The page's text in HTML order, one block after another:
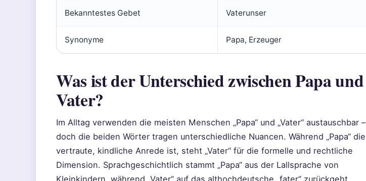
Bekanntestes Gebet Vaterunser
Synonyme Papa, Erzeuger
Was ist der Unterschied zwischen Papa und
Vater?
Im Alltag verwenden die meisten Menschen „Papa“ und „Vater“ austauschbar –
doch die beiden Wörter tragen unterschiedliche Nuancen. Während „Papa“ die
vertraute, kindliche Anrede ist, steht „Vater“ für die formelle und rechtliche
Dimension. Sprachgeschichtlich stammt „Papa“ aus der Lallsprache von
Kleinkindern, während „Vater“ auf das althochdeutsche „fater“ zurückgeht